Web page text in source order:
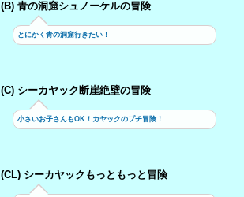
(B) 青の洞窟シュノーケルの冒険
とにかく青の洞窟行きたい！
(C) シーカヤック断崖絶壁の冒険
小さいお子さんもOK！カヤックのプチ冒険！
(CL) シーカヤックもっともっと冒険